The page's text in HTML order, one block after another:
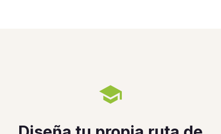
school